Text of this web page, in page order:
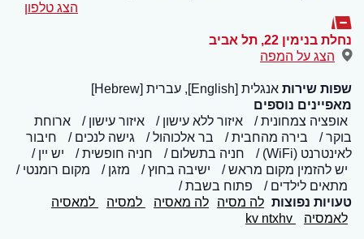
הצג טלפון
נחלת בנימין 22 , תל אביב
הצג על המפה
שפות שירות אנגלית [English], עברית [Hebrew]
מאפיינים נוספים
אופציה צמחונית
איזור ללא עישון איזור עישון
ארוחת
בוקר
בירה מהחבית בר אלכוהול גישה לנכים
חיבור
לאינטרנט (WiFi)
חניה בתשלום חניה חופשית
יש יין
יש להזמין מקום מראש
ישיבה בחוץ מזגן
מקום רומנטי
מתאים לילדים
פתוח בשבת
טעויות נפוצות לה מסיה לה מאסיה למסיה
למאסיה
לאמסיה